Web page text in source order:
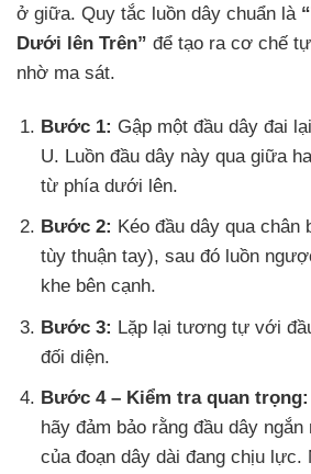
ở giữa. Quy tắc luồn dây chuẩn là
Dưới lên Trên” để tạo ra cơ chế
nhờ ma sát.
Bước 1: Gập một đầu dây đai
U. Luồn đầu dây này qua giữa
từ phía dưới lên.
Bước 2: Kéo đầu dây qua chân
tùy thuận tay), sau đó luồn
khe bên cạnh.
Bước 3: Lặp lại tương tự với
đối diện.
Bước 4 – Kiểm tra quan trọng:
hãy đảm bảo rằng đầu dây ngắn
của đoạn dây dài đang chịu lực.